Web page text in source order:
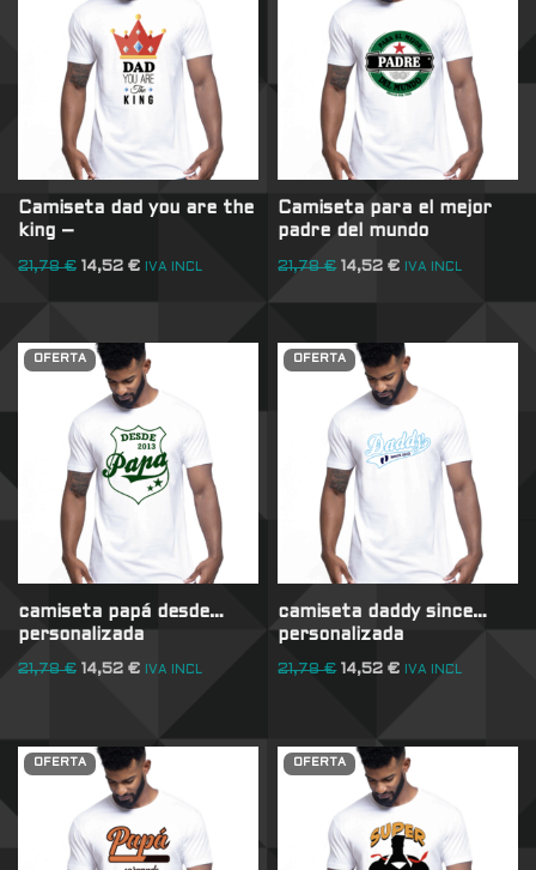
Camiseta dad you are the
king –
21,78€ 14,52 € IVA INCL
Camiseta para el mejor
padre del mundo
21,78€ 14,52€ IVA INCL
OFERTA
camiseta papá desde…
personalizada
21,78€ 14,52 € IVA INCL
OFERTA
camiseta daddy since…
personalizada
21,78€ 14,52€ IVA INCL
OFERTA OFERTA